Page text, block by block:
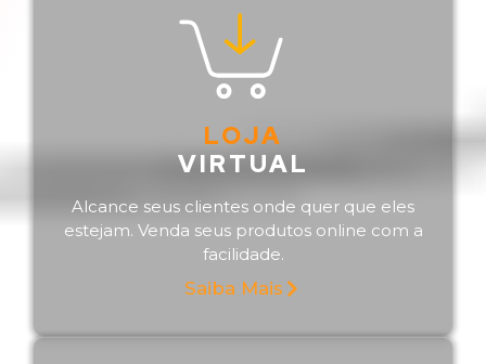
LOJA
VIRTUAL
Alcance seus clientes onde quer que eles
estejam. Venda seus produtos online com a
facilidade.
Saiba Mais